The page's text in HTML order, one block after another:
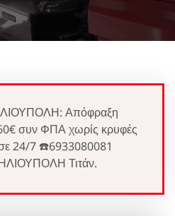
Απόφραξη
συν ΦΠΑ χωρίς κρυφές
24/7 ☎️6933080081
Τιτάν.